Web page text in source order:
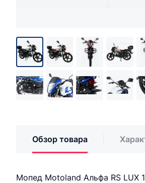
Обзор товара
Мопед Motoland Альфа RS LUX